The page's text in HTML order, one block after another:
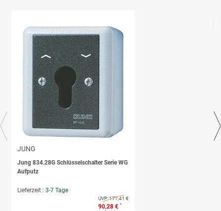
JUNG
Jung 834.28G Schlüsselschalter Serie WG
Aufputz
Lieferzeit : 3-7 Tage
UVP:177,41 €
90,28 € *